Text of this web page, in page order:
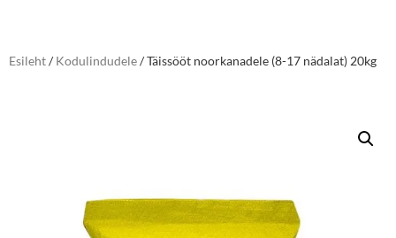
Esileht/Kodulindudele/ Täissööt noorkanadele (8-17 nädalat) 20kg